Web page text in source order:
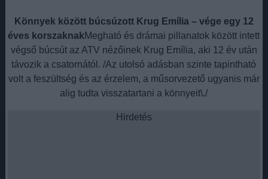
Könnyek között búcsúzott Krug Emília – vége egy 12
éves korszaknak Megható és drámai pillanatok között intett
végső búcsút az ATV nézőinek Krug Emília, aki 12 év után
távozik a csatornától. /Az utolsó adásban szinte tapintható
volt a feszültség és az érzelem, a műsorvezető ugyanis már
alig tudta visszatartani a könnyeit\./
Hirdetés